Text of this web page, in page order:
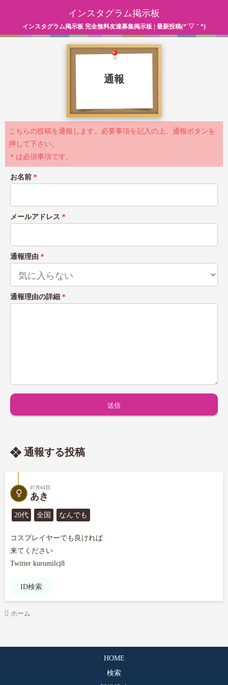
インスタグラム掲示板
インスタグラム掲示板 完全無料友達募集掲示板 | 最新投稿(*´▽｀*)
通報
こちらの投稿を通報します。必要事項を記入の上、通報ボタンを
押して下さい。
＊は必須事項です。
お名前 ＊
メールアドレス ＊
通報理由 ＊
通報理由の詳細 ＊
通報する投稿
07月04日
あき
20代 全国 なんでも
コスプレイヤーでも良ければ
来てください
Twitter kurumilcj8
ID検索
ホーム
HOME
検索